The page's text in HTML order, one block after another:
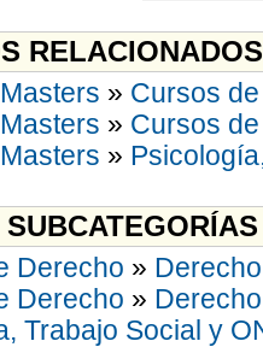
» Cursos
» Cursos
»
Derecho »
Derecho »
Trabajo Social y